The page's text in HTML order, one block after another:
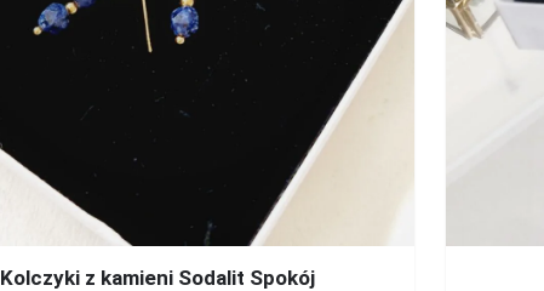
Kolczyki z kamieni Sodalit Spokój